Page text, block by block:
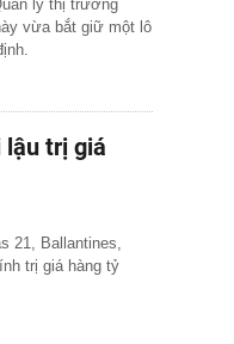
lý thị trường
vừa bắt giữ một lô
lậu trị giá
21, Ballantines,
trị giá hàng tỷ